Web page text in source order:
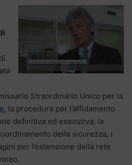
Straordinario Unico per la
, la procedura per l’affidamento
definitiva ed esecutiva, la
della sicurezza, i
per l’estensione della rete